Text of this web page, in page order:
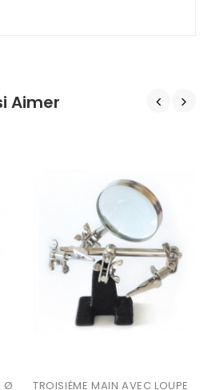
Aimer
Ø TROISIÈME MAIN AVEC LOUPE